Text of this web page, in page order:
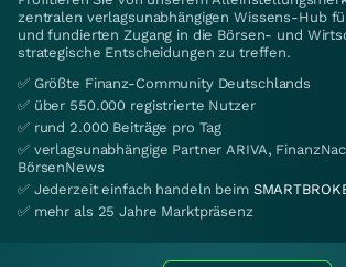
zentralen verlagsunabhängigen Wissens-Hub
und fundierten Zugang in die Börsen- und
strategische Entscheidungen zu treffen.
✅ Größte Finanz-Community Deutschlands
✅ über 550.000 registrierte Nutzer
✅ rund 2.000 Beiträge pro Tag
✅ verlagsunabhängige Partner ARIVA,
BörsenNews
✅ Jederzeit einfach handeln beim
✅ mehr als 25 Jahre Marktpräsenz